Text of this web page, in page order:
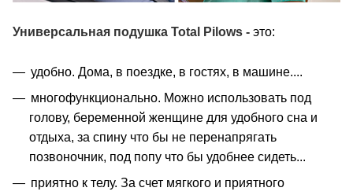
Универсальная подушка Total Pilows - это:
удобно. Дома, в поездке, в гостях, в машине....
многофункционально. Можно использовать под
голову, беременной женщине для удобного сна и
отдыха, за спину что бы не перенапрягать
позвоночник, под попу что бы удобнее сидеть...
приятно к телу. За счет мягкого и приятного